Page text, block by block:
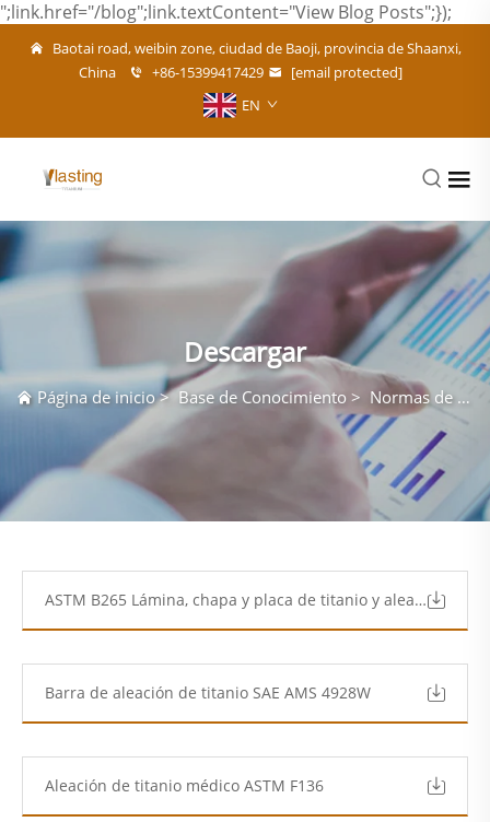
";link.href="/blog";link.textContent="View Blog Posts";});
Baotai road, weibin zone, ciudad de Baoji, provincia de Shaanxi,
China
+86-15399417429
[email protected]
EN
Descargar
Página de inicio>Base de Conocimiento > Normas de titanio
ASTM B265 Lámina, chapa y placa de titanio y aleaciones de titanio.pdf
Barra de aleación de titanio SAE AMS 4928W
Aleación de titanio médico ASTM F136